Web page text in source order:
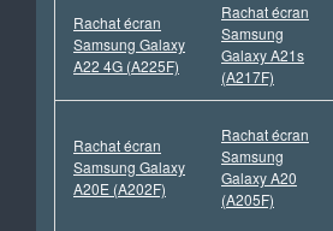
Rachat écran
Samsung Galaxy
A22 4G (A225F)
Rachat écran
Samsung
Galaxy A21s
(A217F)
Rachat écran
Samsung Galaxy
A20E (A202F)
Rachat écran
Samsung
Galaxy A20
(A205F)